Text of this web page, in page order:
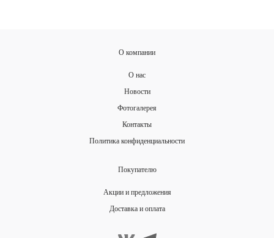
О компании
О нас
Новости
Фотогалерея
Контакты
Политика конфиденциальности
Покупателю
Акции и предложения
Доставка и оплата